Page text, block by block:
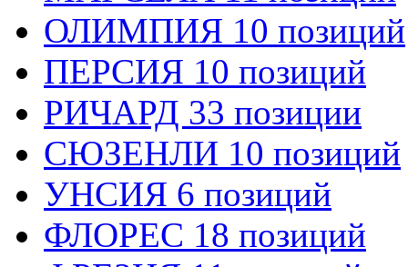
ОЛИМПИЯ 10 позиций
ПЕРСИЯ 10 позиций
РИЧАРД 33 позиции
СЮЗЕНЛИ 10 позиций
УНСИЯ 6 позиций
ФЛОРЕС 18 позиций